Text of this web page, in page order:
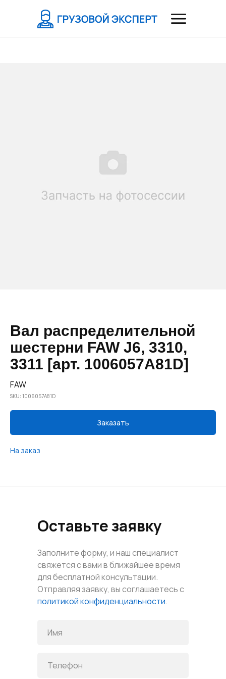
Вал распределительной
шестерни FAW J6, 3310,
3311 [арт. 1006057A81D]
FAW
SKU: 1006057A81D
Заказать
На заказ
Оставьте заявку
Заполните форму, и наш специалист
свяжется с вами в ближайшее время
для бесплатной консультации.
Отправляя заявку, вы соглашаетесь с
политикой конфиденциальности.